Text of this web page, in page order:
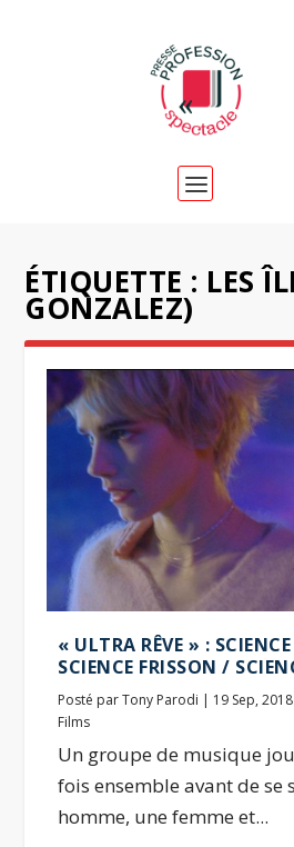
ÉTIQUETTE : LES
GONZALEZ)
« ULTRA RÊVE » :
SCIENCE FRISSON /
Posté parTony Parodi | 19 Sep, 2018
Films
Un groupe de musique
fois ensemble avant de se
homme, une femme et...